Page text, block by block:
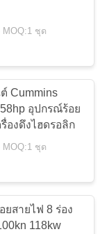
าร
MOQ:1 ชุด
Cummins
อุปกรณ์ร้อย
องดึงไฮดรอลิก
MOQ:1 ชุด
ยสายไฟ 8 ร่อง
118kw